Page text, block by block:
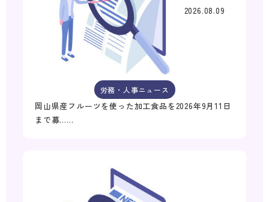
2026.08.09
労務・人事ニュース
岡山県産フルーツを使った加工食品を2026年9月11日
まで募……